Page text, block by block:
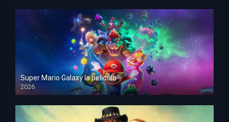
Super Mario Galaxy la película
2026
HD 1080p